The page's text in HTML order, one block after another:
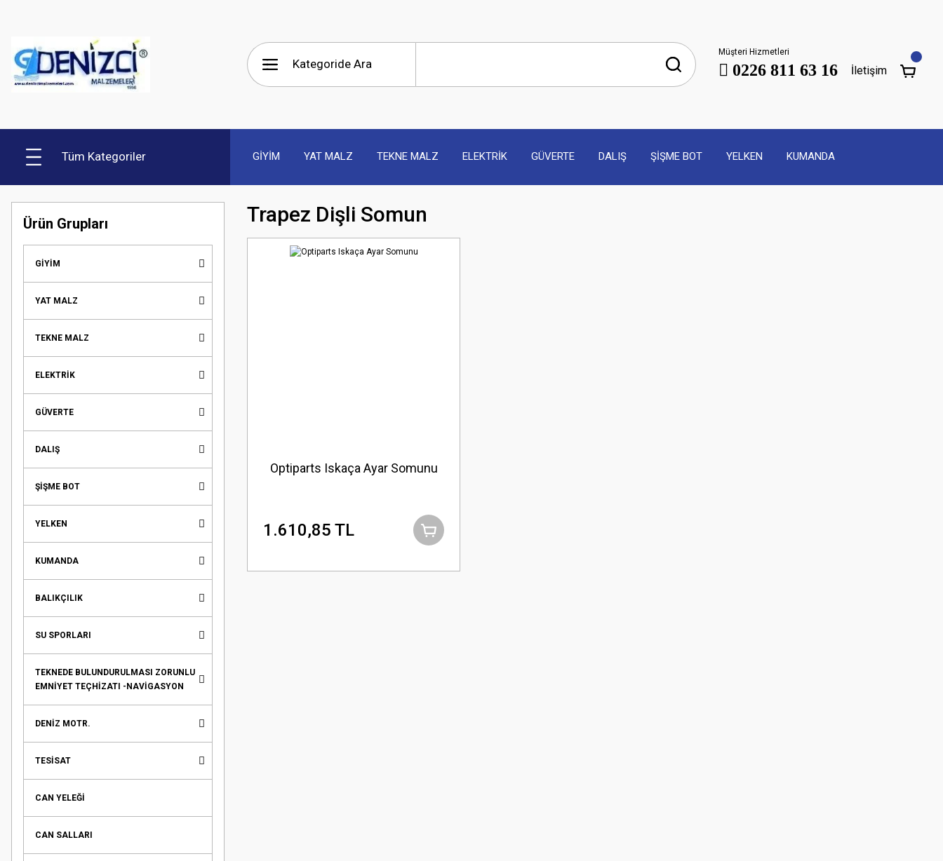
Müşteri Hizmetleri
0226 811 63 16 İletişim
Tüm Kategoriler GİYİM YAT MALZ TEKNE MALZ ELEKTRİK GÜVERTE DALIŞ ŞİŞME BOT YELKEN KUMANDA
Ürün Grupları
GİYİM
YAT MALZ
TEKNE MALZ
ELEKTRİK
GÜVERTE
DALIŞ
ŞİŞME BOT
YELKEN
KUMANDA
BALIKÇILIK
SU SPORLARI
TEKNEDE BULUNDURULMASI ZORUNLU
EMNİYET TEÇHİZATI -NAVİGASYON
DENİZ MOTR.
TESİSAT
CAN YELEĞİ
CAN SALLARI
Trapez Dişli Somun
Optiparts Iskaça Ayar Somunu
1.610,85 TL